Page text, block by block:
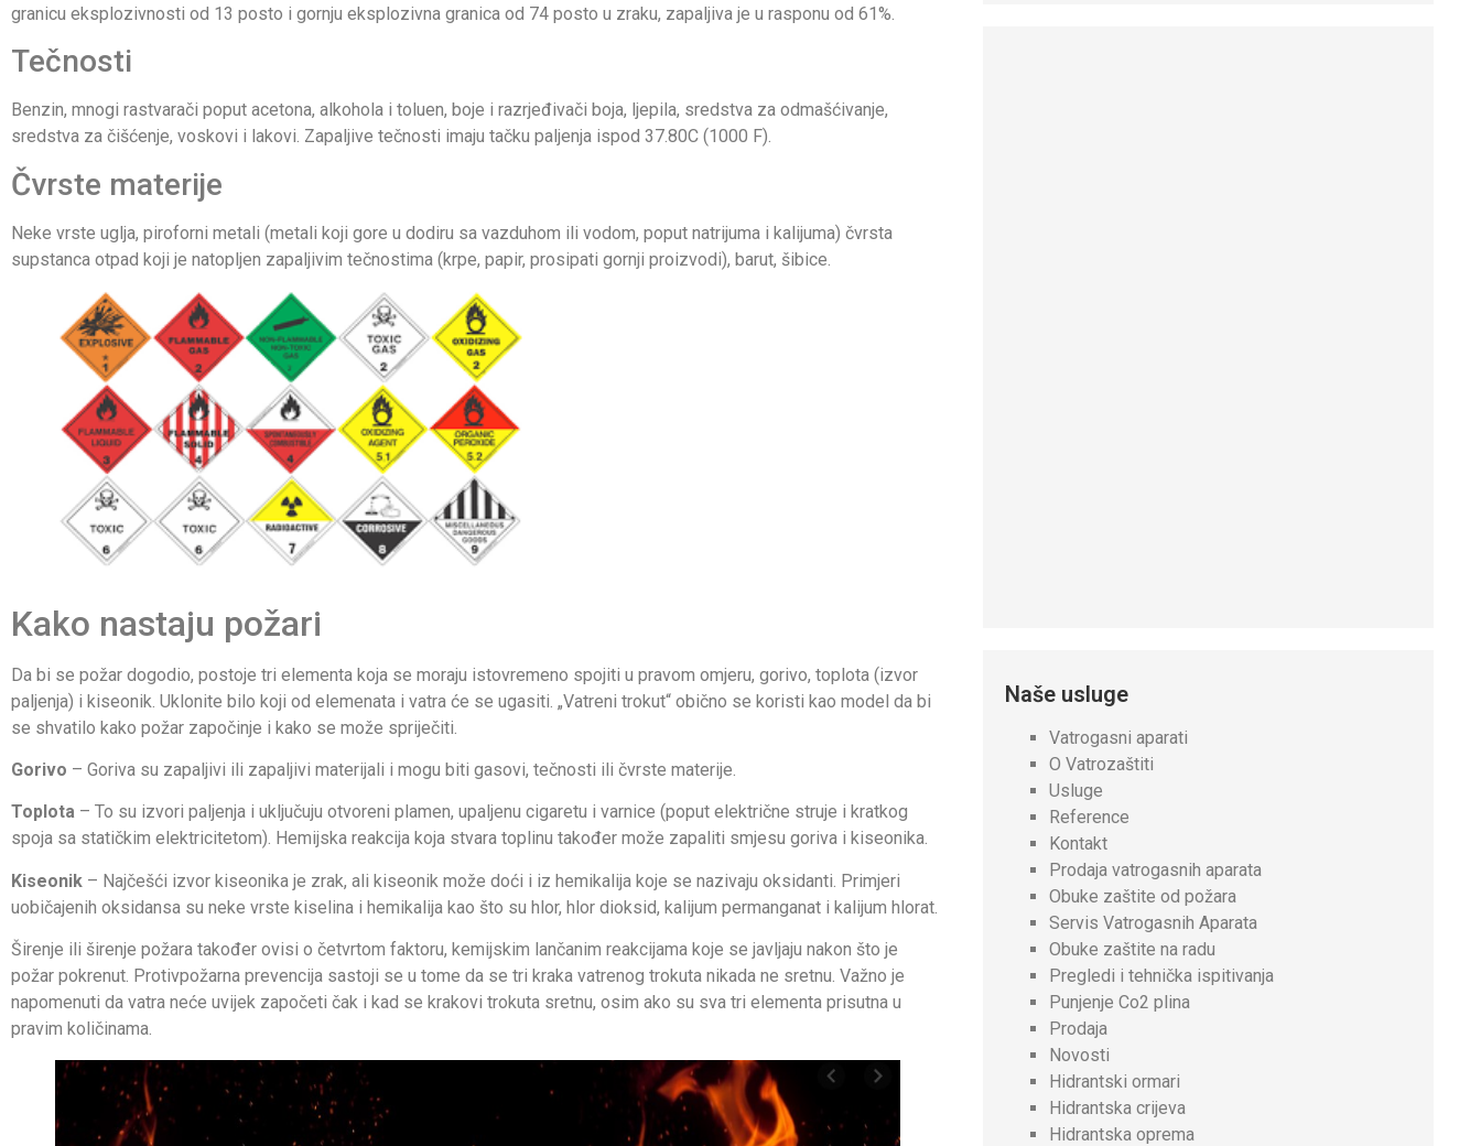
granicu eksplozivnosti od 13 posto i gornju eksplozivna granica od 74 posto u zraku, zapaljiva je u rasponu od 61%.
Tečnosti
Benzin, mnogi rastvarači poput acetona, alkohola i toluen, boje i razrjeđivači boja, ljepila, sredstva za odmašćivanje,
sredstva za čišćenje, voskovi i lakovi. Zapaljive tečnosti imaju tačku paljenja ispod 37.80C (1000 F).
Čvrste materije
Neke vrste uglja, piroforni metali (metali koji gore u dodiru sa vazduhom ili vodom, poput natrijuma i kalijuma) čvrsta
supstanca otpad koji je natopljen zapaljivim tečnostima (krpe, papir, prosipati gornji proizvodi), barut, šibice.
Kako nastaju požari
Da bi se požar dogodio, postoje tri elementa koja se moraju istovremeno spojiti u pravom omjeru, gorivo, toplota (izvor
paljenja) i kiseonik. Uklonite bilo koji od elemenata i vatra će se ugasiti. „Vatreni trokut“ obično se koristi kao model da bi
se shvatilo kako požar započinje i kako se može spriječiti.
Gorivo – Goriva su zapaljivi ili zapaljivi materijali i mogu biti gasovi, tečnosti ili čvrste materije.
Toplota – To su izvori paljenja i uključuju otvoreni plamen, upaljenu cigaretu i varnice (poput električne struje i kratkog
spoja sa statičkim elektricitetom). Hemijska reakcija koja stvara toplinu također može zapaliti smjesu goriva i kiseonika.
Kiseonik – Najčešći izvor kiseonika je zrak, ali kiseonik može doći i iz hemikalija koje se nazivaju oksidanti. Primjeri
uobičajenih oksidansa su neke vrste kiselina i hemikalija kao što su hlor, hlor dioksid, kalijum permanganat i kalijum hlorat.
Širenje ili širenje požara također ovisi o četvrtom faktoru, kemijskim lančanim reakcijama koje se javljaju nakon što je
požar pokrenut. Protivpožarna prevencija sastoji se u tome da se tri kraka vatrenog trokuta nikada ne sretnu. Važno je
napomenuti da vatra neće uvijek započeti čak i kad se krakovi trokuta sretnu, osim ako su sva tri elementa prisutna u
pravim količinama.
Naše usluge
Vatrogasni aparati
O Vatrozaštiti
Usluge
Reference
Kontakt
Prodaja vatrogasnih aparata
Obuke zaštite od požara
Servis Vatrogasnih Aparata
Obuke zaštite na radu
Pregledi i tehnička ispitivanja
Punjenje Co2 plina
Prodaja
Novosti
Hidrantski ormari
Hidrantska crijeva
Hidrantska oprema